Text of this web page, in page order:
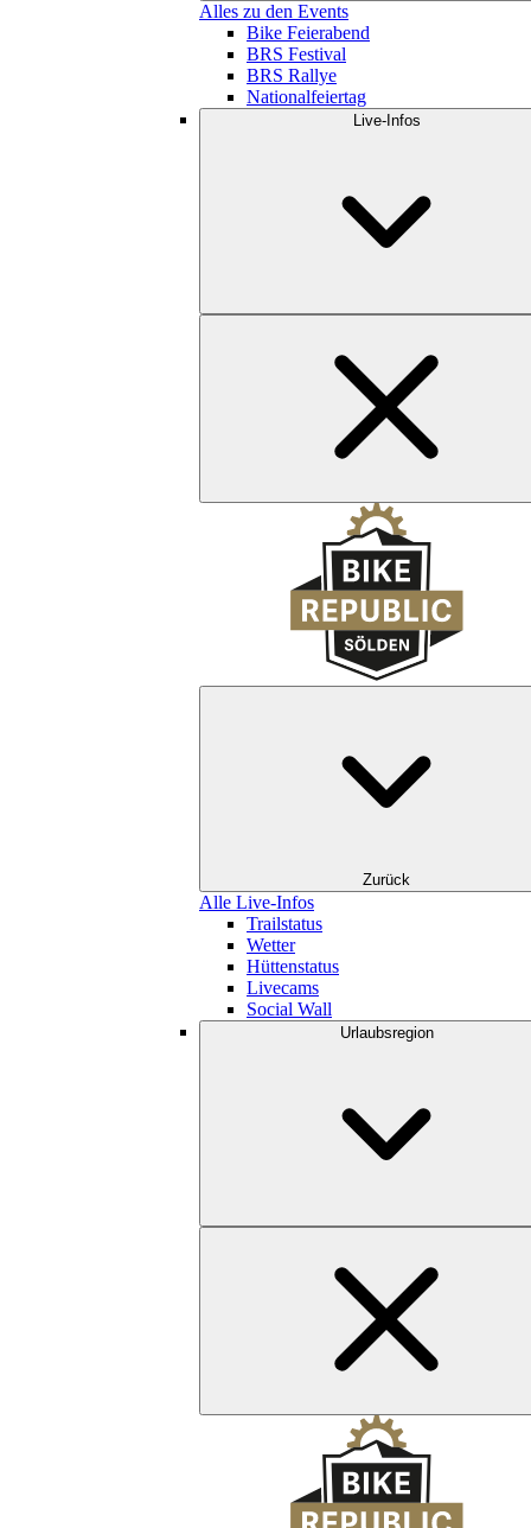
Alles zu den Events
Bike Feierabend
BRS Festival
BRS Rallye
Nationalfeiertag
Live-Infos
Zurück
Alle Live-Infos
Trailstatus
Wetter
Hüttenstatus
Livecams
Social Wall
Urlaubsregion